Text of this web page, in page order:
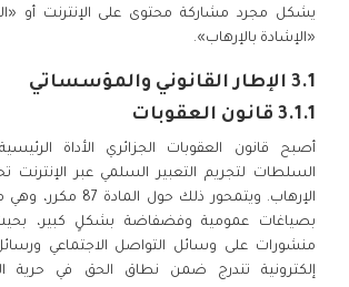
يشكل مجرد مشاركة محتوى على الإنترنت أو
«الإشادة بالإرهاب».
3.1 الإطار القانوني والمؤسساتي
3.1.1 قانون العقوبات
أصبح قانون العقوبات الجزائري الأداة
السلطات لتجريم التعبير السلمي عبر
الإرهاب. ويتمحور ذلك
بصياغات عمومية وفضفاضة بشكلٍ كبير،
منشورات على وسائل التواصل الاجتماعي
إلكترونية تندرج ضمن نطاق الحق في حرية